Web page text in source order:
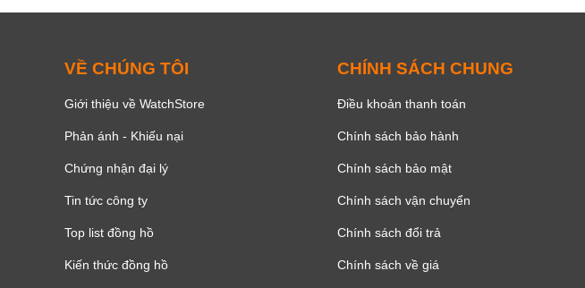
VỀ CHÚNG TÔI
Giới thiệu về WatchStore
Phản ánh - Khiếu nại
Chứng nhận đại lý
Tin tức công ty
Top list đồng hồ
Kiến thức đồng hồ
CHÍNH SÁCH CHUNG
Điều khoản thanh toán
Chính sách bảo hành
Chính sách bảo mật
Chính sách vận chuyển
Chính sách đổi trả
Chính sách về giá